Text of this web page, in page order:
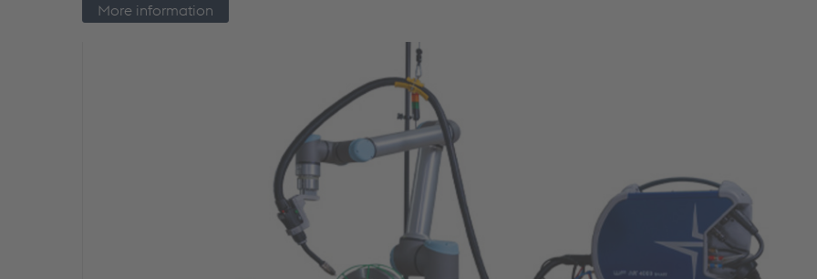
More information